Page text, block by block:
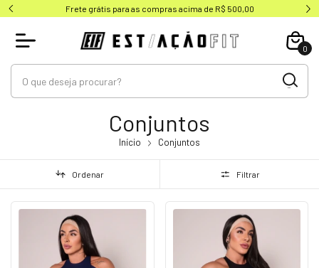
Compre via PIX e tenha 10% de desconto!
0
Conjuntos
Início Conjuntos
Ordenar Filtrar